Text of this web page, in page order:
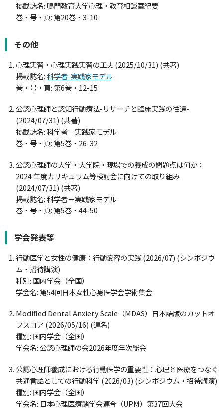
掲載誌名: 鳴門教育大学心理・教育相談室紀要
巻・号・頁: 第20巻・3-10
その他
心理実習・心理実践実習の工夫 (2025/10/31) (共著)
掲載誌名:科学者-実践家モデル
巻・号・頁: 第6巻・12-15
公認心理師と認知行動療法-リサーチと臨床実践の往還-
(2024/07/31) (共著)
掲載誌名: 科学者－実践家モデル
巻・号・頁: 第5巻・26-32
公認心理師の大学・大学院・現場での養成の問題点は何か：
2024 年度カリキュラム等検討会に向けての取り組み
(2024/07/31) (共著)
掲載誌名: 科学者－実践家モデル
巻・号・頁: 第5巻・44-50
学会発表等
行動医学と女性の健康：行動変容の実践 (2026/07) (シンポジウ
ム・招待講演)
種別: 国内学会（全国）
学会名: 第54回日本女性心身医学会学術集会
Modified Dental Anxiety Scale（MDAS）日本語版のカットオ
フスコア (2026/05/16) (連名)
種別: 国内学会（全国）
学会名: 公認心理師の会2026年度年次総会
公認心理師養成における行動医学の重要性：心理と医療をつなぐ
共通言語としての行動科学 (2026/03) (シンポジウム・招待講演)
種別: 国内学会（全国）
学会名: 日本心理医療諸学会連合（UPM）第37回大会